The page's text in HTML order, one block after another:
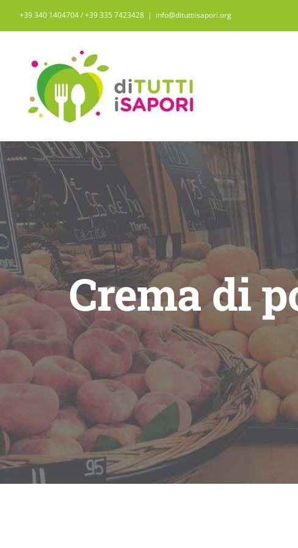
al
+39 340 1404704 / ‭+39 335 7423428‬ | info@dituttiisapori.org
Crema di